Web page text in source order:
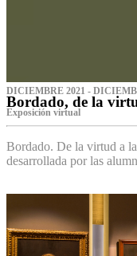
DICIEMBRE 2021 -
Bordado, de la
Exposición virtual‌
Bordado. De la virtud a
desarrollada por las